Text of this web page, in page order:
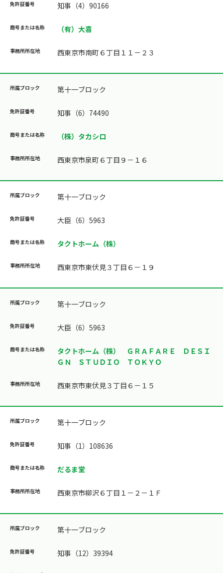
知事（4）90166
（有）大喜
西東京市南町６丁目１１－２３
第十一ブロック
知事（6）74490
（株）タカシロ
西東京市泉町６丁目９－１６
第十一ブロック
大臣（6）5963
タクトホーム（株）
西東京市東伏見３丁目６－１９
第十一ブロック
大臣（6）5963
タクトホーム（株） ＧＲＡＦＡＲＥ ＤＥＳＩ
ＧＮ ＳＴＵＤＩＯ ＴＯＫＹＯ
西東京市東伏見３丁目６－１５
第十一ブロック
知事（1）108636
だるま堂
西東京市柳沢６丁目１－２－１Ｆ
第十一ブロック
知事（12）39394